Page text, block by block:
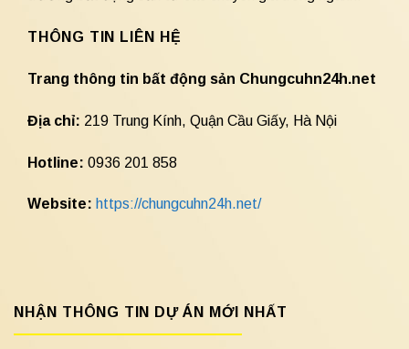
THÔNG TIN LIÊN HỆ
Trang thông tin bất động sản Chungcuhn24h.net
Địa chỉ: 219 Trung Kính, Quận Cầu Giấy, Hà Nội
Hotline: 0936 201 858
Website: https://chungcuhn24h.net/
NHẬN THÔNG TIN DỰ ÁN MỚI NHẤT